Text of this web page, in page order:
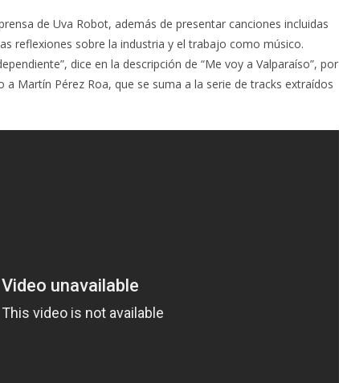
de Uva Robot, además de presentar canciones incluidas
reflexiones sobre la industria y el trabajo como músico.
dice en la descripción de “Me voy a Valparaíso”, por
Martín Pérez Roa, que se suma a la serie de tracks extraídos